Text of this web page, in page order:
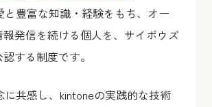
と豊富な知識・経験をもち、オー
報発信を続ける個人を、サイボウズ
する制度です。
に共感し、kintoneの実践的な技術